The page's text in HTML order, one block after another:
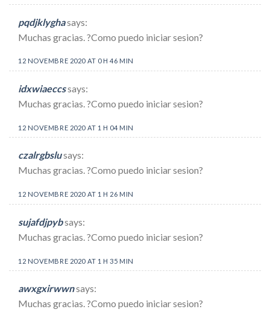
pqdjklyghasays:
Muchas gracias. ?Como puedo iniciar sesion?
12 NOVEMBRE 2020 AT 0 H 46 MIN
idxwiaeccssays:
Muchas gracias. ?Como puedo iniciar sesion?
12 NOVEMBRE 2020 AT 1 H 04 MIN
czalrgbslusays:
Muchas gracias. ?Como puedo iniciar sesion?
12 NOVEMBRE 2020 AT 1 H 26 MIN
sujafdjpybsays:
Muchas gracias. ?Como puedo iniciar sesion?
12 NOVEMBRE 2020 AT 1 H 35 MIN
awxgxirwwnsays:
Muchas gracias. ?Como puedo iniciar sesion?